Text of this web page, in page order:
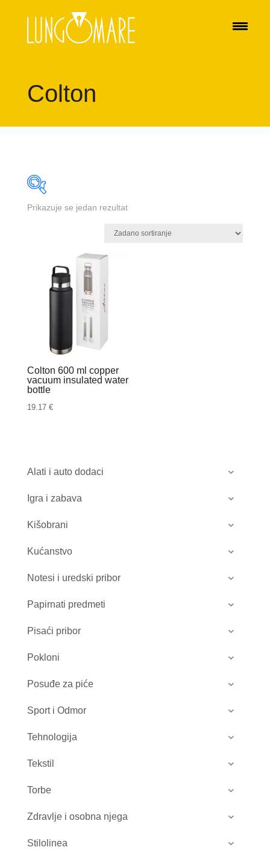
Colton
Alati i auto dodaci
Igra i zabava
Kišobrani
Kućanstvo
Notesi i uredski pribor
Papirnati predmeti
Pisaći pribor
Pokloni
Posuđe za piće
Sport i Odmor
Tehnologija
Tekstil
Torbe
Zdravlje i osobna njega
Stilolinea
Prikazuje se jedan rezultat
Colton 600 ml copper
vacuum insulated water
bottle
19.17 €